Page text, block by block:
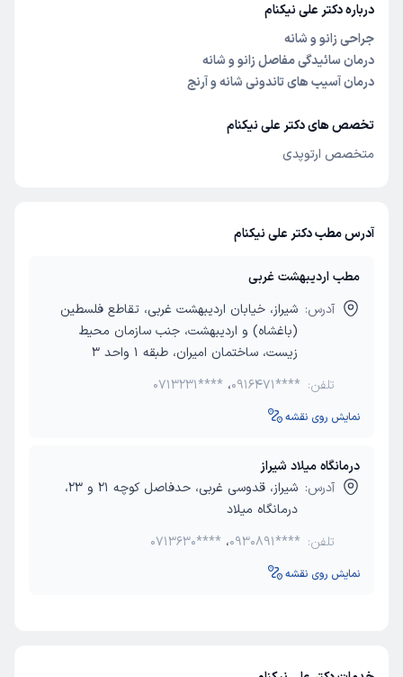
درباره دکتر علی نیکنام
جراحی زانو و شانه
درمان سائیدگی مفاصل زانو و شانه
درمان آسیب های تاندونی شانه و آرنج
تخصص های دکتر علی نیکنام
متخصص ارتوپدی
آدرس مطب دکتر علی نیکنام
مطب اردیبهشت غربی
آدرس: شیراز، خیابان اردیبهشت غربی، تقاطع فلسطین
(باغشاه) و اردیبهشت، جنب سازمان محیط
زیست، ساختمان امیران، طبقه 1 واحد 3
تلفن:
0713231**** ،0916471****
نمایش روی نقشه
درمانگاه میلاد شیراز
آدرس:
شیراز، قدوسی غربی، حدفاصل کوچه 21 و 23،
درمانگاه میلاد
تلفن:
0713630**** ،0930891****
نمایش روی نقشه